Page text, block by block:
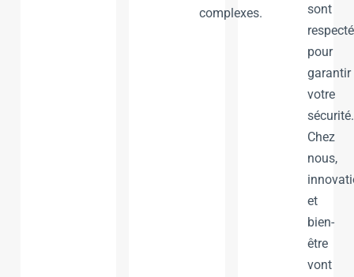
complexes.
sont
pour
garantir
votre
sécurité.
Chez
nous,
et
bien-
être
vont